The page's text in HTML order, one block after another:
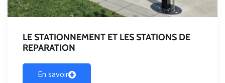
LE STATIONNEMENT ET LES STATIONS DE
REPARATION
En savoir